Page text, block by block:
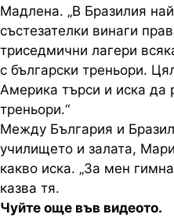
Мадлена. „В Бразилия
състезателки винаги
триседмични лагери
с български треньори.
Америка търси и иска да
треньори.“
Между България и
училището и залата,
какво иска. „За мен
казва тя.
Чуйте още във видеото.